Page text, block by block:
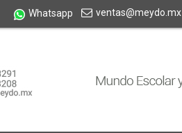
Whatsapp ventas@meydo.mx